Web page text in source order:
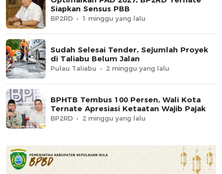
Siapkan Sensus PBB
BP2RD 1 minggu yang lalu
Sudah Selesai Tender, Sejumlah Proyek
di Taliabu Belum Jalan
Pulau Taliabu 2 minggu yang lalu
BPHTB Tembus 100 Persen, Wali Kota
Ternate Apresiasi Ketaatan Wajib Pajak
BP2RD 2 minggu yang lalu